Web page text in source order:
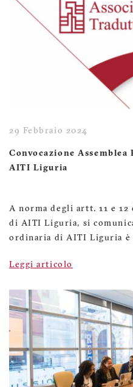
29 Febbraio 2024
Convocazione
AITI Liguria
A norma degli artt. 11 e
di AITI Liguria, si
ordinaria di AITI Liguria è
Leggi articolo